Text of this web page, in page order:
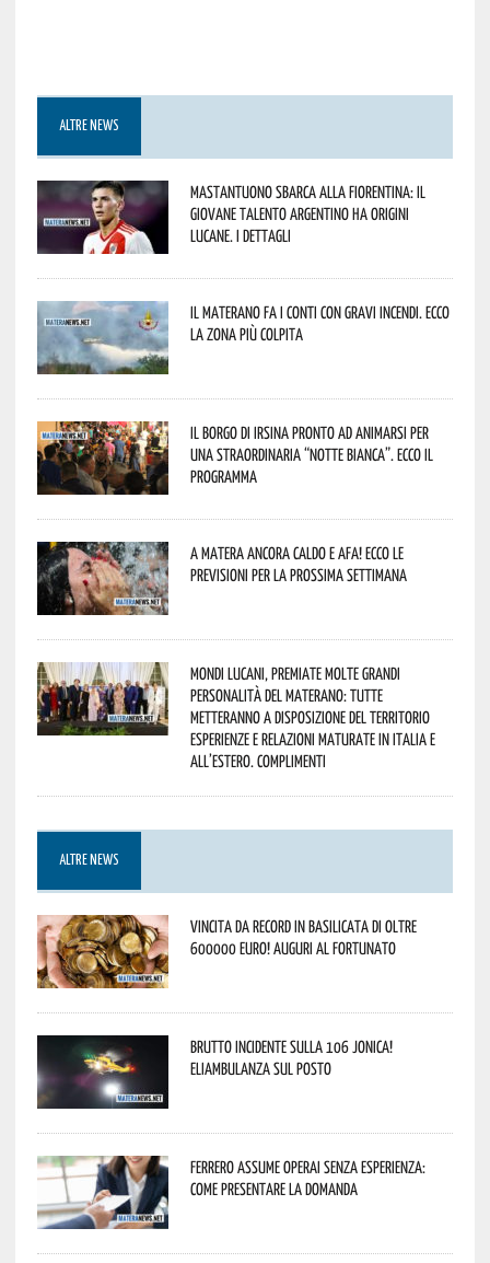
ALTRE NEWS
Mastantuono sbarca alla Fiorentina: il
giovane talento argentino ha origini
lucane. I dettagli
Il materano fa i conti con gravi incendi. Ecco
la zona più colpita
Il borgo di Irsina pronto ad animarsi per
una straordinaria “Notte Bianca”. Ecco il
programma
A Matera ancora caldo e afa! Ecco le
previsioni per la prossima settimana
Mondi lucani, premiate molte grandi
personalità del materano: tutte
metteranno a disposizione del territorio
esperienze e relazioni maturate in Italia e
all’estero. Complimenti
ALTRE NEWS
Vincita da record in Basilicata di oltre
600000 euro! Auguri al fortunato
Brutto incidente sulla 106 Jonica!
Eliambulanza sul posto
Ferrero assume operai senza esperienza:
come presentare la domanda